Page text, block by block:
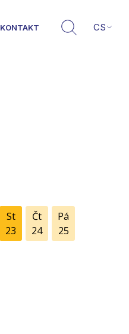
KONTAKT CS
St
23
Čt
24
Pá
25